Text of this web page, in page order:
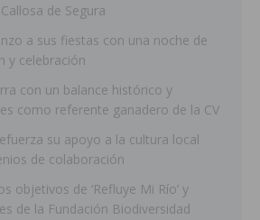
de Segura
a sus fiestas con una noche de
y celebración
con un balance histórico y
como referente ganadero de la CV
su apoyo a la cultura local
de colaboración
objetivos de ‘Refluye Mi Río’ y
de la Fundación Biodiversidad